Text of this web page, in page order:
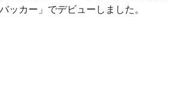
ッカー」でデビューしました。